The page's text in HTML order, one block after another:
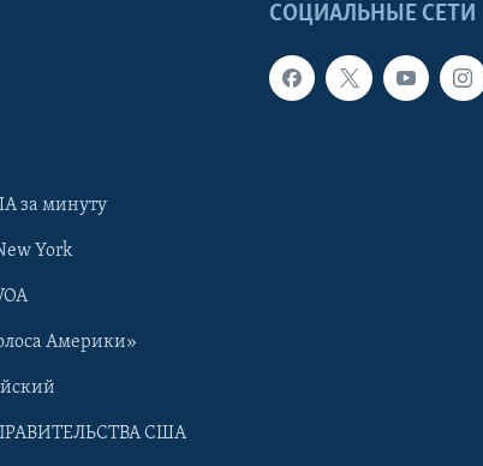
СОЦИАЛЬНЫЕ СЕТИ
за минуту
York
Америки»
США